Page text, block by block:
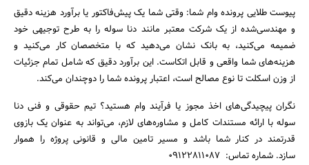
پیوست طلایی پرونده وام شما: وقتی شما یک پیش‌فاکتور یا برآورد هزینه دقیق
و مهندسی‌شده از یک شرکت معتبر مانند دنا سوله را به طرح توجیهی خود
ضمیمه می‌کنید، به بانک نشان می‌دهید که با متخصصان کار می‌کنید و
هزینه‌های شما واقعی و قابل اتکاست. این برآورد دقیق که شامل تمام جزئیات
از وزن اسکلت تا نوع مصالح است، اعتبار پرونده شما را دوچندان می‌کند.
نگران پیچیدگی‌های اخذ مجوز یا فرآیند وام هستید؟ تیم حقوقی و فنی دنا
سوله با ارائه مستندات کامل و مشاوره‌های لازم، می‌تواند به عنوان یک بازوی
قدرتمند در کنار شما باشد و مسیر تامین مالی و قانونی پروژه را هموار
سازد. شماره تماس: 09122811087